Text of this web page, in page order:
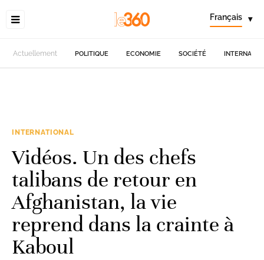
Français ▾
Actuellement POLITIQUE ECONOMIE SOCIÉTÉ
INTERNATIONAL
Vidéos. Un des chefs
talibans de retour en
Afghanistan, la vie
reprend dans la crainte à
Kaboul